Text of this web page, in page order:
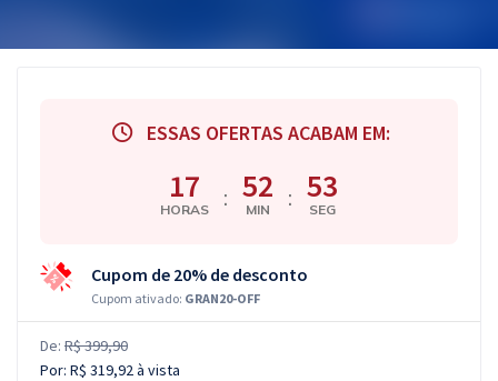
ESSAS OFERTAS ACABAM EM:
17
HORAS : 52
MIN : 52
SEG
Cupom de 20% de desconto
Cupom ativado: GRAN20-OFF
De: R$ 399,90
Por: R$ 319,92à vista